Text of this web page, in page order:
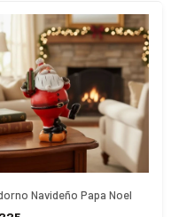
Navideño Papa Noel